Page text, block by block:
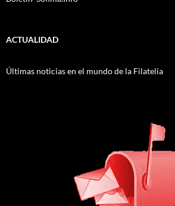
ACTUALIDAD
Últimas noticias en el mundo de la Filatelia